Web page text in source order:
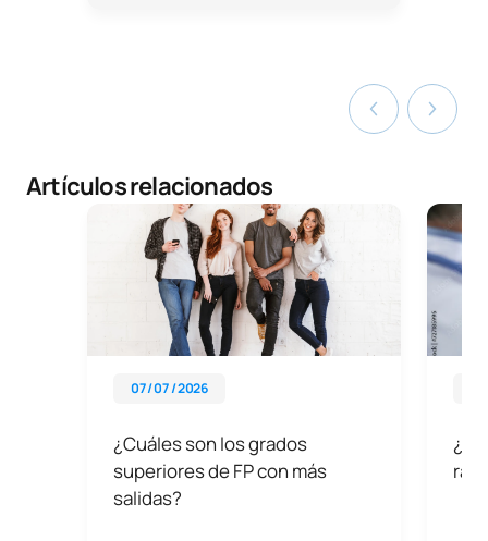
Artículos relacionados
07 / 07 / 2026
¿Cuáles son los grados
superiores de FP con más
salidas?